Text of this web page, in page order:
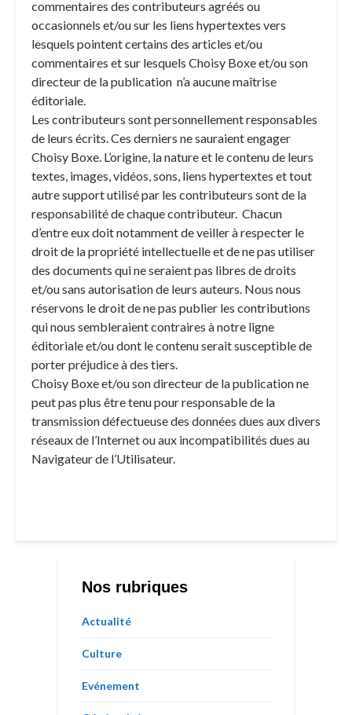
commentaires des contributeurs agréés ou
occasionnels et/ou sur les liens hypertextes vers
lesquels pointent certains des articles et/ou
commentaires et sur lesquels Choisy Boxe et/ou son
directeur de la publication n’a aucune maîtrise
éditoriale.
Les contributeurs sont personnellement responsables
de leurs écrits. Ces derniers ne sauraient engager
Choisy Boxe. L’origine, la nature et le contenu de leurs
textes, images, vidéos, sons, liens hypertextes et tout
autre support utilisé par les contributeurs sont de la
responsabilité de chaque contributeur. Chacun
d’entre eux doit notamment de veiller à respecter le
droit de la propriété intellectuelle et de ne pas utiliser
des documents qui ne seraient pas libres de droits
et/ou sans autorisation de leurs auteurs. Nous nous
réservons le droit de ne pas publier les contributions
qui nous sembleraient contraires à notre ligne
éditoriale et/ou dont le contenu serait susceptible de
porter préjudice à des tiers.
Choisy Boxe et/ou son directeur de la publication ne
peut pas plus être tenu pour responsable de la
transmission défectueuse des données dues aux divers
réseaux de l’Internet ou aux incompatibilités dues au
Navigateur de l’Utilisateur.
Nos rubriques
Actualité
Culture
Evénement